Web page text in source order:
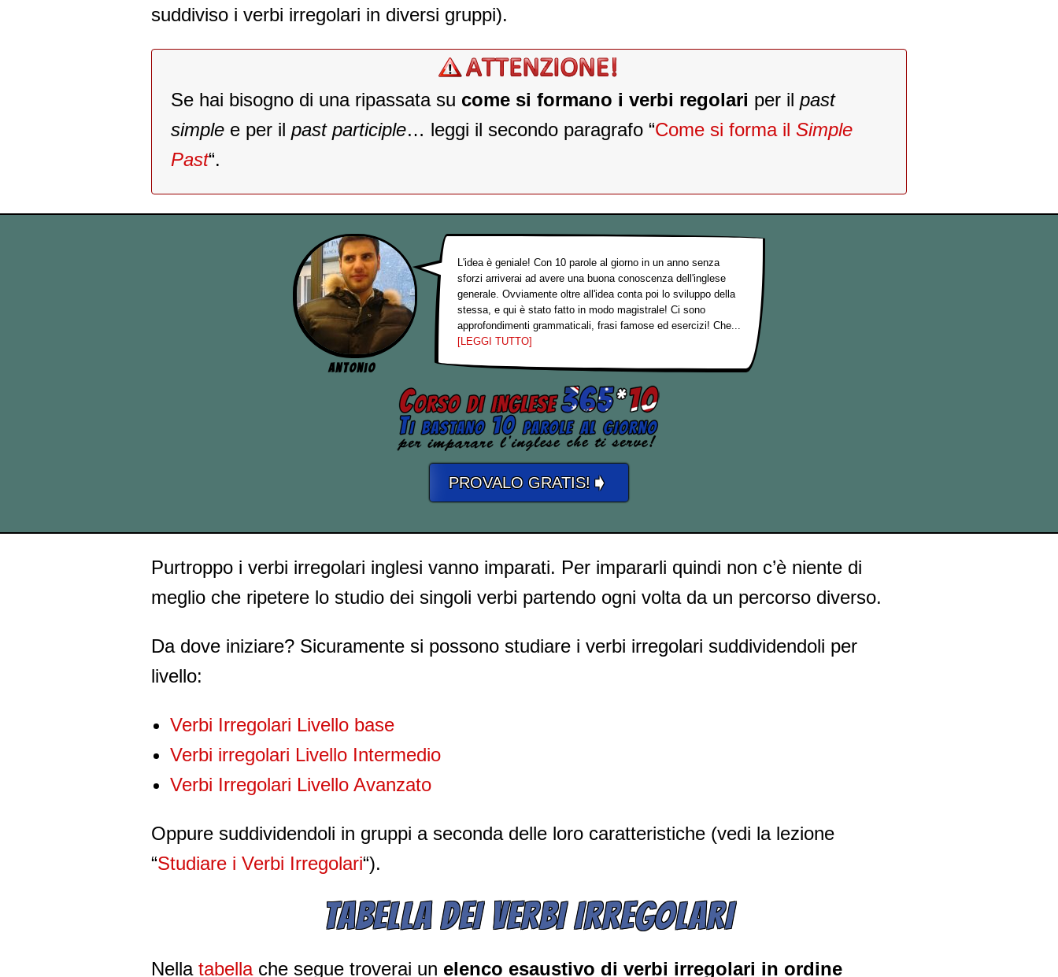
suddiviso i verbi irregolari in diversi gruppi).
Se hai bisogno di una ripassata su come si formano i verbi regolari per il past
simple e per il past participle… leggi il secondo paragrafo “Come si forma il Simple
Past“.
Antonio
L'idea è geniale! Con 10 parole al giorno in un anno senza
sforzi arriverai ad avere una buona conoscenza dell'inglese
generale. Ovviamente oltre all'idea conta poi lo sviluppo della
stessa, e qui è stato fatto in modo magistrale! Ci sono
approfondimenti grammaticali, frasi famose ed esercizi! Che...
[LEGGI TUTTO]
PROVALO GRATIS! ➧
Purtroppo i verbi irregolari inglesi vanno imparati. Per impararli quindi non c’è niente di
meglio che ripetere lo studio dei singoli verbi partendo ogni volta da un percorso diverso.
Da dove iniziare? Sicuramente si possono studiare i verbi irregolari suddividendoli per
livello:
Verbi Irregolari Livello base
Verbi irregolari Livello Intermedio
Verbi Irregolari Livello Avanzato
Oppure suddividendoli in gruppi a seconda delle loro caratteristiche (vedi la lezione
“Studiare i Verbi Irregolari“).
TABELLA DEI VERBI IRREGOLARI
Nella tabellache segue troverai un elenco esaustivo di verbi irregolari in ordine